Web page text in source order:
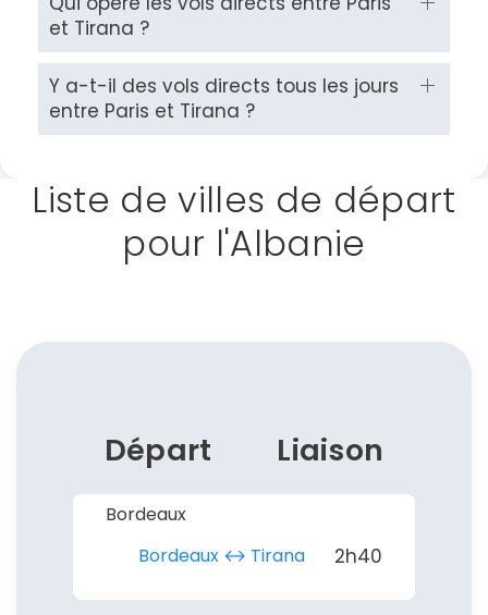
et Tirana ?
Y a-t-il des vols directs tous les jours
entre Paris et Tirana ?
Liste de villes de départ
pour l'Albanie
Départ Liaison
Bordeaux
Bordeaux ↔︎ Tirana
2h40
Politique de